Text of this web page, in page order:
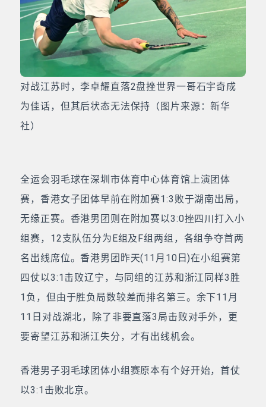
对战江苏时，李卓耀直落2盘挫世界一哥石宇奇成
为佳话，但其后状态无法保持（图片来源：新华
社）
全运会羽毛球在深圳市体育中心体育馆上演团体
赛，香港女子团体早前在附加赛1:3败于湖南出局，
无缘正赛。香港男团则在附加赛以3:0挫四川打入小
组赛，12支队伍分为E组及F组两组，各组争夺首两
名出线席位。香港男团昨天(11月10日)在小组赛第
四仗以3:1击败辽宁，与同组的江苏和浙江同样3胜
1负，但由于胜负局数较差而排名第三。余下11月
11日对战湖北，除了非要直落3局击败对手外，更
要寄望江苏和浙江失分，才有出线机会。
香港男子羽毛球团体小组赛原本有个好开始，首仗
以3:1击败北京。